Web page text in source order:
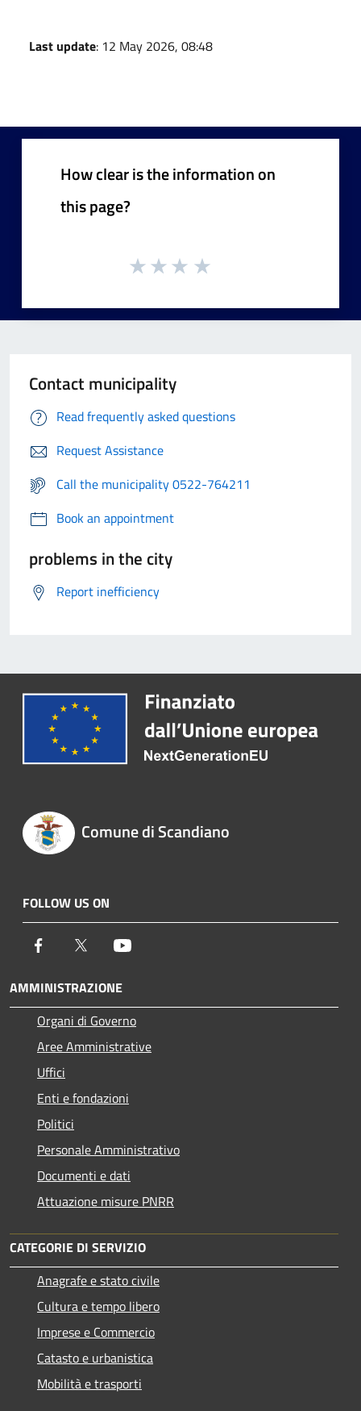
Last update: 12 May 2026, 08:48
How clear is the information on
this page?
Contact municipality
Read frequently asked questions
Request Assistance
Call the municipality 0522-764211
Book an appointment
problems in the city
Report inefficiency
Comune di Scandiano
FOLLOW US ON
Facebook Twitter
AMMINISTRAZIONE
Organi di Governo
Aree Amministrative
Uffici
Enti e fondazioni
Politici
Personale Amministrativo
Documenti e dati
Attuazione misure PNRR
CATEGORIE DI SERVIZIO
Anagrafe e stato civile
Cultura e tempo libero
Imprese e Commercio
Catasto e urbanistica
Mobilità e trasporti